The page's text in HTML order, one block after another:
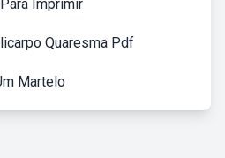
Imprimir
Quaresma Pdf
Martelo